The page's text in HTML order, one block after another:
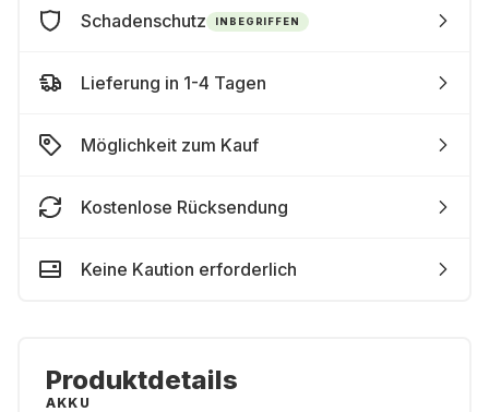
Schadenschutz INBEGRIFFEN
Lieferung in 1-4 Tagen
Möglichkeit zum Kauf
Kostenlose Rücksendung
Keine Kaution erforderlich
Produktdetails
AKKU